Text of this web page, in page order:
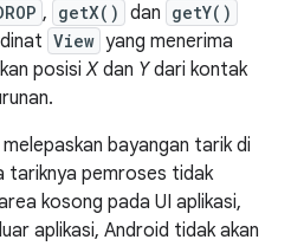
, getX() dan getY()
View yang menerima
posisiXdan Ydari kontak
bayangan tarik di
tariknya pemroses tidak
kosong pada UI aplikasi,
aplikasi, Android tidak akan